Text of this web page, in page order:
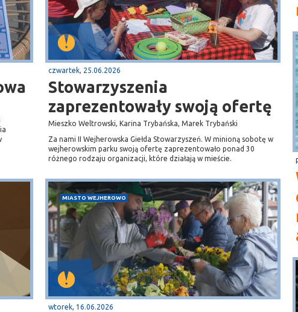
czwartek, 25.06.2026
Stowarzyszenia
zaprezentowały swoją ofertę
Mieszko Weltrowski, Karina Trybańska, Marek Trybański
Za nami II Wejherowska Giełda Stowarzyszeń. W minioną sobotę w
wejherowskim parku swoją ofertę zaprezentowało ponad 30
różnego rodzaju organizacji, które działają w mieście.
MIASTO WEJHEROWO
wtorek, 16.06.2026